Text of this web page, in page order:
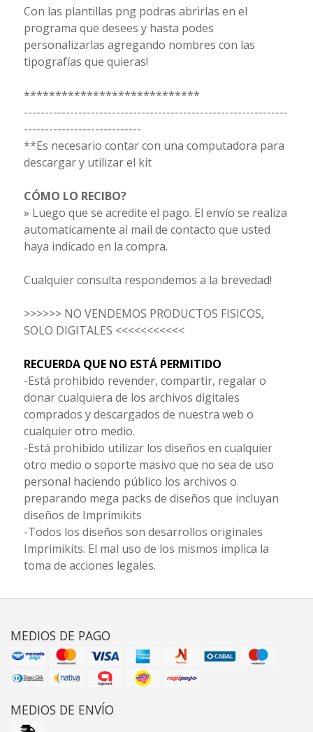
Con las plantillas png podras abrirlas en el
programa que desees y hasta podes
personalizarlas agregando nombres con las
tipografías que quieras!
****************************
---------------------------------------------------------------
----------------------------
**Es necesario contar con una computadora para
descargar y utilizar el kit
CÓMO LO RECIBO?
» Luego que se acredite el pago. El envío se realiza
automaticamente al mail de contacto que usted
haya indicado en la compra.
Cualquier consulta respondemos a la brevedad!
>>>>>> NO VENDEMOS PRODUCTOS FISICOS,
SOLO DIGITALES <<<<<<<<<<<
RECUERDA QUE NO ESTÁ PERMITIDO
-Está prohibido revender, compartir, regalar o
donar cualquiera de los archivos digitales
comprados y descargados de nuestra web o
cualquier otro medio.
-Está prohibido utilizar los diseños en cualquier
otro medio o soporte masivo que no sea de uso
personal haciendo público los archivos o
preparando mega packs de diseños que incluyan
diseños de Imprimikits
-Todos los diseños son desarrollos originales
Imprimikits. El mal uso de los mismos implica la
toma de acciones legales.
MEDIOS DE PAGO
MEDIOS DE ENVÍO